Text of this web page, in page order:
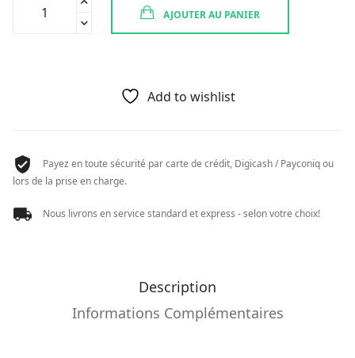
AJOUTER AU PANIER
Add to wishlist
Payez en toute sécurité par carte de crédit, Digicash / Payconiq ou
lors de la prise en charge.
Nous livrons en service standard et express - selon votre choix!
Description
Informations Complémentaires